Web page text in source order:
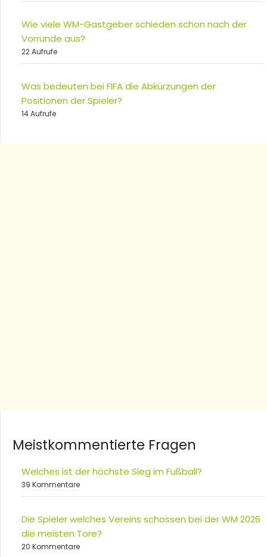
Wie viele WM-Gastgeber schieden schon nach der
Vorrunde aus?
22 Aufrufe
Was bedeuten bei FIFA die Abkürzungen der
Positionen der Spieler?
14 Aufrufe
Meistkommentierte Fragen
Welches ist der höchste Sieg im Fußball?
39 Kommentare
Die Spieler welches Vereins schossen bei der WM 2026
die meisten Tore?
20 Kommentare